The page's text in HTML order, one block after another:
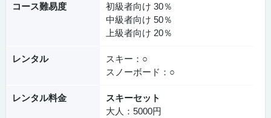
コース難易度
初級者向け 30％
中級者向け 50％
上級者向け 20％
レンタル
スキー：○
スノーボード：○
レンタル料金
スキーセット
大人：5000円